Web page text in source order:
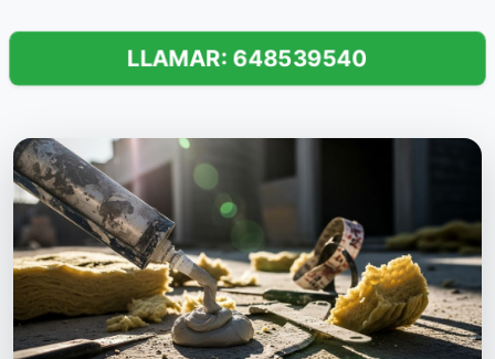
LLAMAR: 648539540